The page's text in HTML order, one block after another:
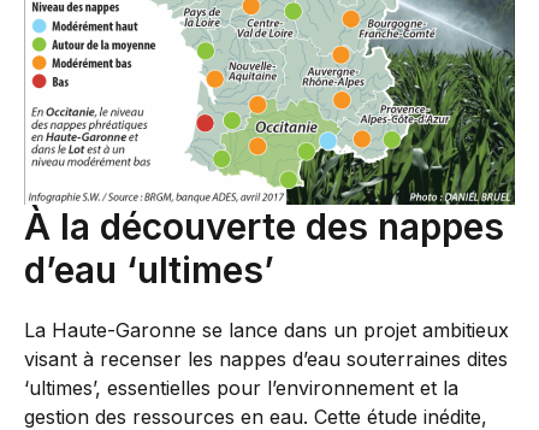
À la découverte des nappes
d’eau ‘ultimes’
La Haute-Garonne se lance dans un projet ambitieux
visant à recenser les nappes d’eau souterraines dites
‘ultimes’, essentielles pour l’environnement et la
gestion des ressources en eau. Cette étude inédite,